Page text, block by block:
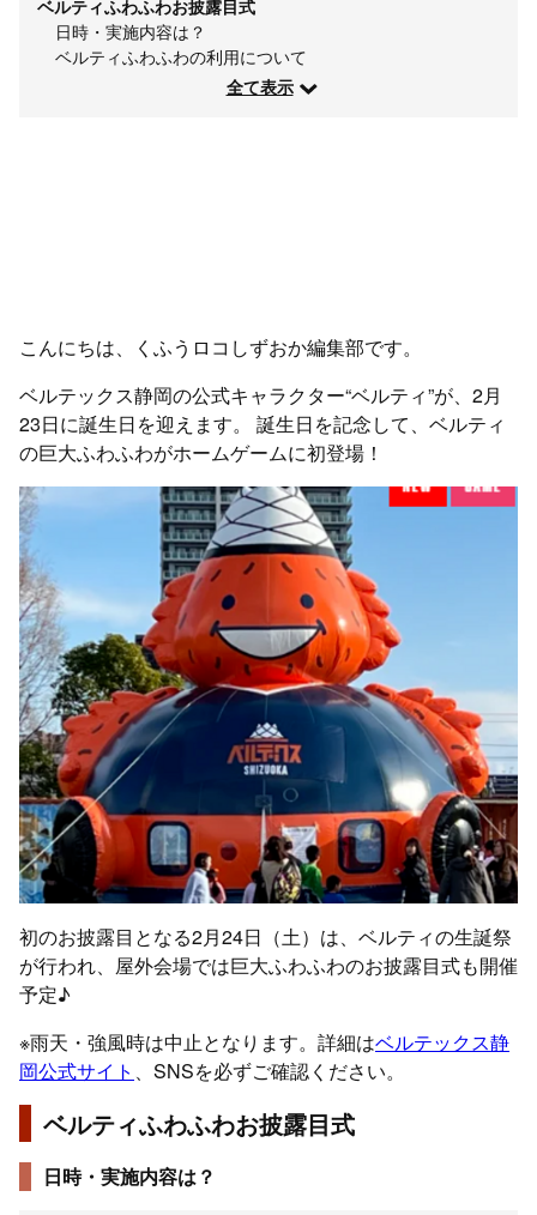
ベルティふわふわお披露目式
日時・実施内容は？
ベルティふわふわの利用について
全て表示
こんにちは、くふうロコしずおか編集部です。
ベルテックス静岡の公式キャラクター“ベルティ”が、2月
23日に誕生日を迎えます。 誕生日を記念して、ベルティ
の巨大ふわふわがホームゲームに初登場！
初のお披露目となる2月24日（土）は、ベルティの生誕祭
が行われ、屋外会場では巨大ふわふわのお披露目式も開催
予定♪
※雨天・強風時は中止となります。詳細はベルテックス静
岡公式サイト
、SNSを必ずご確認ください。
ベルティふわふわお披露目式
日時・実施内容は？